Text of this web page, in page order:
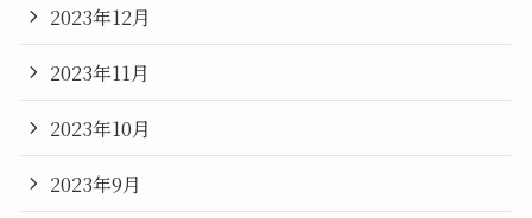
2023年12月
2023年11月
2023年10月
2023年9月